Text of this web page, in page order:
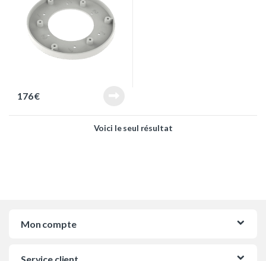
176€
Voici le seul résultat
Mon compte